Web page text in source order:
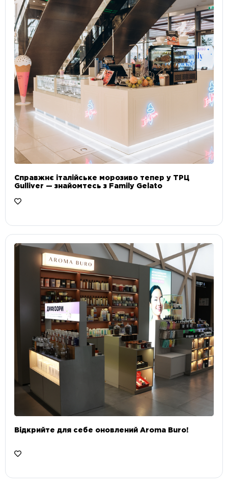
Справжнє італійське морозиво тепер у ТРЦ
Gulliver — знайомтесь з Family Gelato
Відкрийте для себе оновлений Aroma Buro! ⠀